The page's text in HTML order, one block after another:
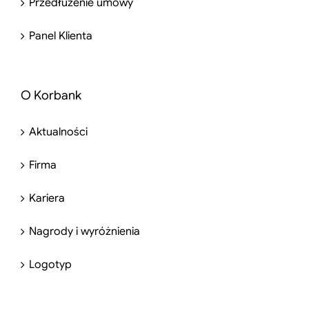
Panel Klienta
O Korbank
Aktualności
Firma
Kariera
Nagrody i wyróżnienia
Logotyp